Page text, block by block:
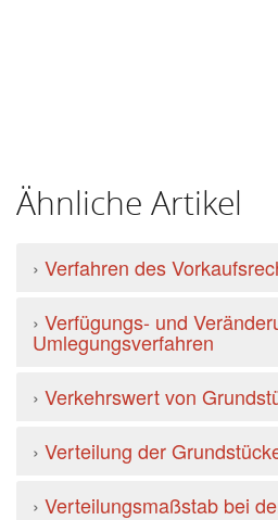
Ähnliche Artikel
› Verfahren des
› Verfügungs- und
Umlegungsverfahren
› Verkehrswert von
› Verteilung der
› Verteilungsmaßstab bei